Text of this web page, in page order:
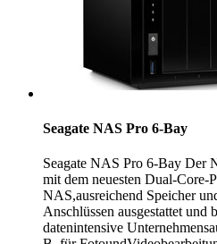
Seagate NAS Pro 6-Bay
Seagate NAS Pro 6-Bay Der
mit dem neuesten Dual-Core-
NAS,ausreichend Speicher
Anschlüssen ausgestattet und
datenintensive